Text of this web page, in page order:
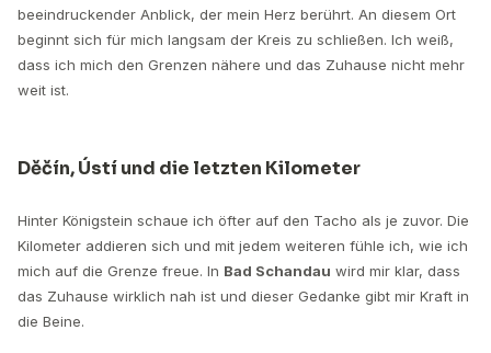
beeindruckender Anblick, der mein Herz berührt. An diesem Ort
beginnt sich für mich langsam der Kreis zu schließen. Ich weiß,
dass ich mich den Grenzen nähere und das Zuhause nicht mehr
weit ist.
Děčín, Ústí und die letzten Kilometer
Hinter Königstein schaue ich öfter auf den Tacho als je zuvor. Die
Kilometer addieren sich und mit jedem weiteren fühle ich, wie ich
mich auf die Grenze freue. In Bad Schandau wird mir klar, dass
das Zuhause wirklich nah ist und dieser Gedanke gibt mir Kraft in
die Beine.